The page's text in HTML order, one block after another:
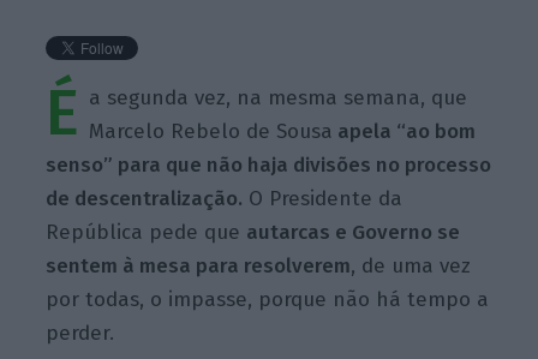
É a segunda vez, na mesma semana, que
Marcelo Rebelo de Sousa apela “ao bom
senso” para que não haja divisões no processo
de descentralização. O Presidente da
República pede que autarcas e Governo se
sentem à mesa para resolverem, de uma vez
por todas, o impasse, porque não há tempo a
perder.